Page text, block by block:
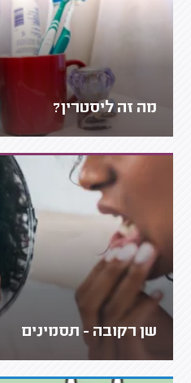
מה זה ליסטרין?
שן רקובה - תסמינים